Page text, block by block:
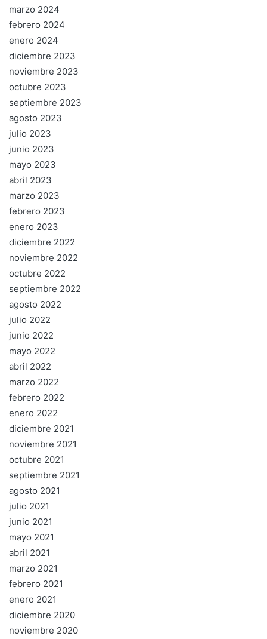
marzo 2024
febrero 2024
enero 2024
diciembre 2023
noviembre 2023
octubre 2023
septiembre 2023
agosto 2023
julio 2023
junio 2023
mayo 2023
abril 2023
marzo 2023
febrero 2023
enero 2023
diciembre 2022
noviembre 2022
octubre 2022
septiembre 2022
agosto 2022
julio 2022
junio 2022
mayo 2022
abril 2022
marzo 2022
febrero 2022
enero 2022
diciembre 2021
noviembre 2021
octubre 2021
septiembre 2021
agosto 2021
julio 2021
junio 2021
mayo 2021
abril 2021
marzo 2021
febrero 2021
enero 2021
diciembre 2020
noviembre 2020